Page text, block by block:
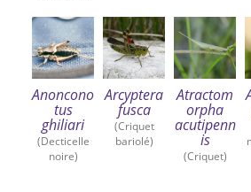
Anoncono
tus
ghiliari
(Decticelle
noire)
Arcyptera
fusca
(Criquet
bariolé)
Atractom
orpha
acutipenn
is
(Criquet)